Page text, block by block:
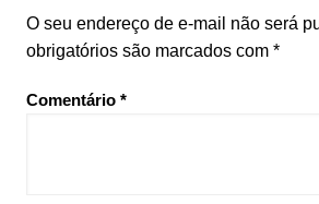
O seu endereço de e-mail não será
obrigatórios são marcados com *
Comentário *